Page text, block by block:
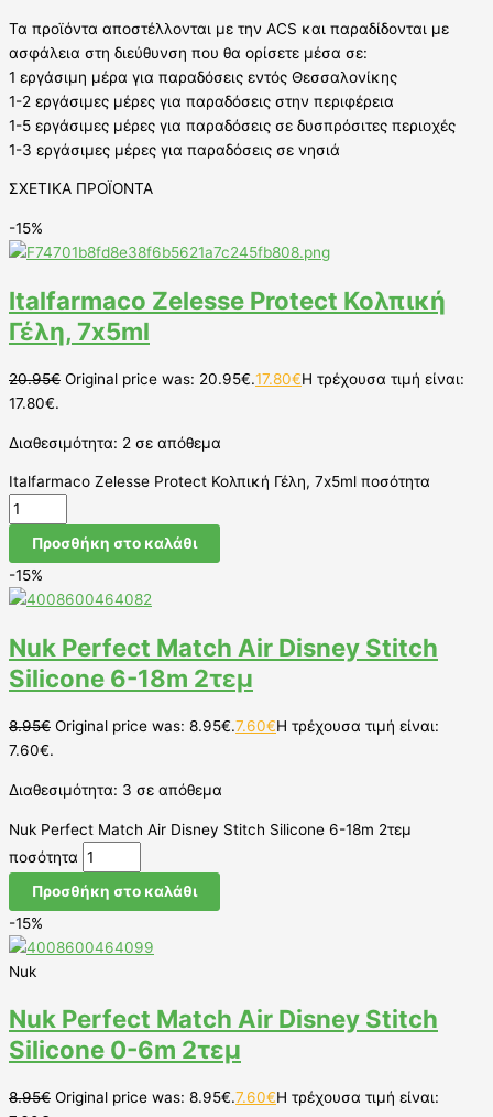
Τα προϊόντα αποστέλλονται με την ACS και παραδίδονται με
ασφάλεια στη διεύθυνση που θα ορίσετε μέσα σε:
1 εργάσιμη μέρα για παραδόσεις εντός Θεσσαλονίκης
1-2 εργάσιμες μέρες για παραδόσεις στην περιφέρεια
1-5 εργάσιμες μέρες για παραδόσεις σε δυσπρόσιτες περιοχές
1-3 εργάσιμες μέρες για παραδόσεις σε νησιά
ΣΧΕΤΙΚΑ ΠΡΟΪΟΝΤΑ
-15%
Italfarmaco Zelesse Protect Κολπική
Γέλη, 7x5ml
20.95€ Original price was: 20.95€.17.80€Η τρέχουσα τιμή είναι:
17.80€.
Διαθεσιμότητα: 2 σε απόθεμα
Italfarmaco Zelesse Protect Κολπική Γέλη, 7x5ml ποσότητα
Προσθήκη στο καλάθι
-15%
Nuk Perfect Match Air Disney Stitch
Silicone 6-18m 2τεμ
8.95€ Original price was: 8.95€.7.60€Η τρέχουσα τιμή είναι:
7.60€.
Διαθεσιμότητα: 3 σε απόθεμα
Nuk Perfect Match Air Disney Stitch Silicone 6-18m 2τεμ
ποσότητα
Προσθήκη στο καλάθι
-15%
Nuk
Nuk Perfect Match Air Disney Stitch
Silicone 0-6m 2τεμ
8.95€ Original price was: 8.95€.7.60€Η τρέχουσα τιμή είναι: